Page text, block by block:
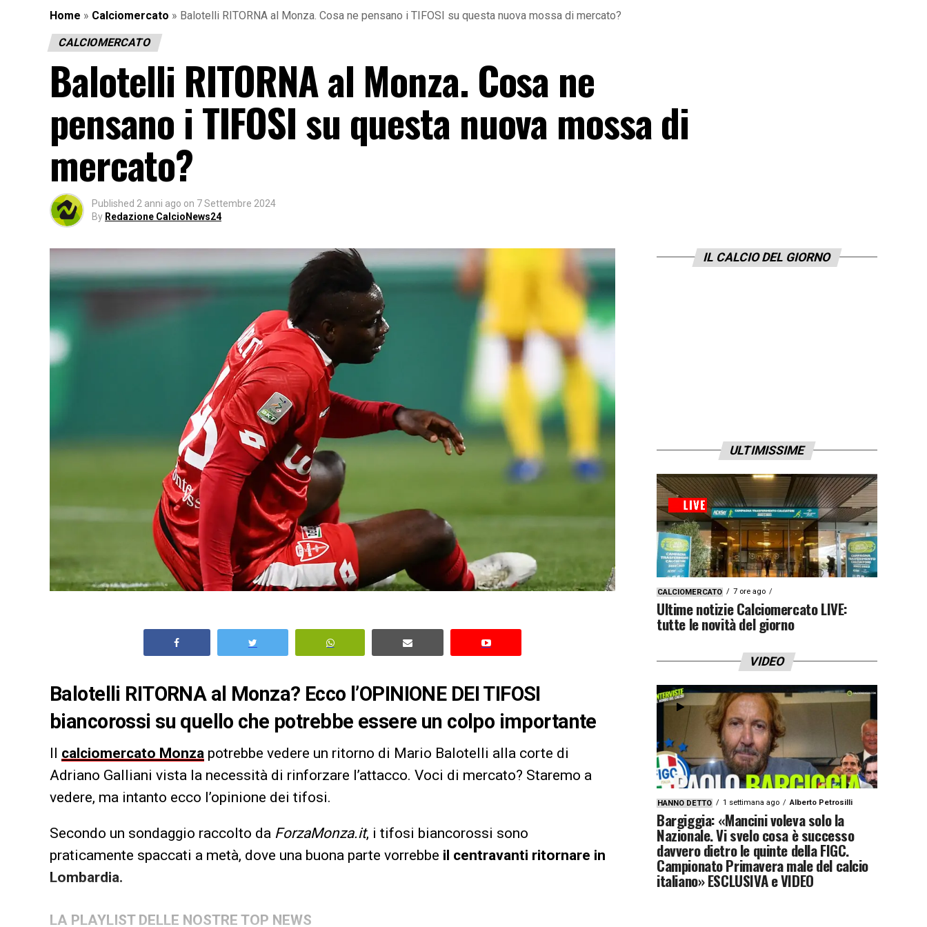
Home » Calciomercato » Balotelli RITORNA al Monza. Cosa ne pensano i TIFOSI su questa nuova mossa di mercato?
CALCIOMERCATO
Balotelli RITORNA al Monza. Cosa ne
pensano i TIFOSI su questa nuova mossa di
mercato?
Published 2 anni ago on 7 Settembre 2024
By Redazione CalcioNews24
Balotelli RITORNA al Monza? Ecco l’OPINIONE DEI TIFOSI
biancorossi su quello che potrebbe essere un colpo importante
Il calciomercato Monza potrebbe vedere un ritorno di Mario Balotelli alla corte di
Adriano Galliani vista la necessità di rinforzare l’attacco. Voci di mercato? Staremo a
vedere, ma intanto ecco l’opinione dei tifosi.
Secondo un sondaggio raccolto da ForzaMonza.it, i tifosi biancorossi sono
praticamente spaccati a metà, dove una buona parte vorrebbe il centravanti ritornare in
Lombardia.
LA PLAYLIST DELLE NOSTRE TOP NEWS
IL CALCIO DEL GIORNO
ULTIMISSIME
CALCIOMERCATO 7 ore ago
Ultime notizie Calciomercato LIVE:
tutte le novità del giorno
VIDEO
HANNO DETTO 1 settimana ago Alberto Petrosilli
Bargiggia: «Mancini voleva solo la
Nazionale. Vi svelo cosa è successo
davvero dietro le quinte della FIGC.
Campionato Primavera male del calcio
italiano» ESCLUSIVA e VIDEO